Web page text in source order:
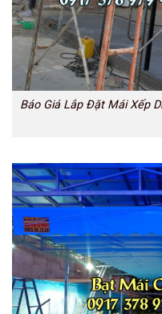
Báo Giá Lắp Đặt Mái Xếp